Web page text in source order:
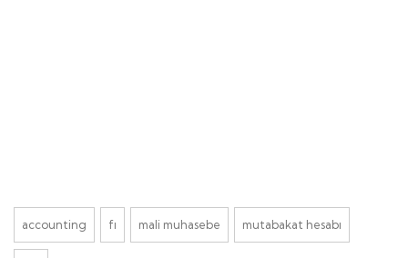
accounting fi mali muhasebe mutabakat hesabı